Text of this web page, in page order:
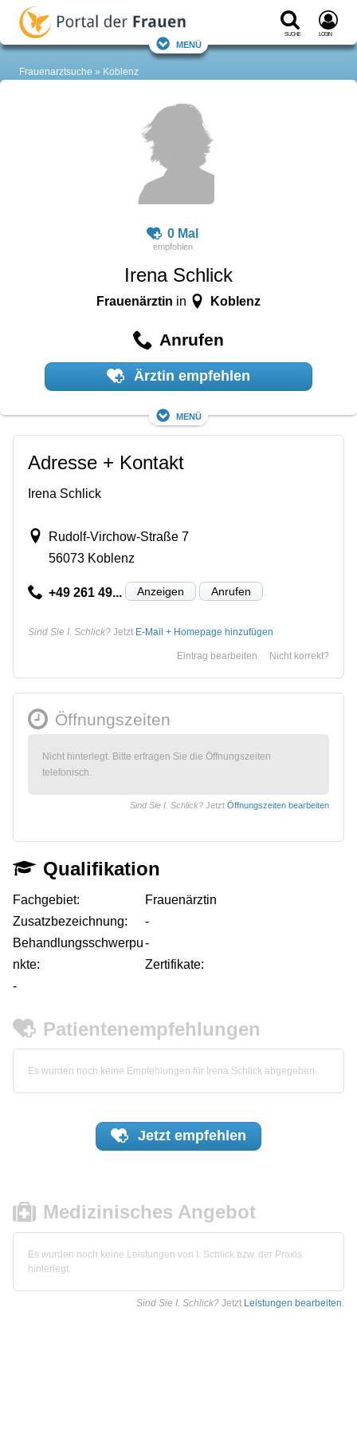
Suche Login
Menü
Frauenarztsuche Koblenz
0 Mal
Irena Schlick
Frauenärztin in Koblenz
Anrufen
Ärztin empfehlen
Menü
Adresse + Kontakt
Irena Schlick
Rudolf-Virchow-Straße 7
56073 Koblenz
+49 261 49... Anzeigen Anrufen
Sind Sie I. Schlick? Jetzt E-Mail + Homepage hinzufügen
Nicht korrekt?
Eintrag bearbeiten
Öffnungszeiten
Nicht hinterlegt. Bitte erfragen Sie die Öffnungszeiten
telefonisch.
Sind Sie I. Schlick? Jetzt Öffnungszeiten bearbeiten
Qualifikation
Fachgebiet:
Frauenärztin
Zusatzbezeichnung:
-
Behandlungsschwerpu
nkte:
-
Zertifikate:
-
Patientenempfehlungen
Es wurden noch keine Empfehlungen für Irena Schlick abgegeben.
Jetzt empfehlen
Medizinisches Angebot
Es wurden noch keine Leistungen von I. Schlick bzw. der Praxis
hinterlegt.
Sind Sie I. Schlick? Jetzt Leistungen bearbeiten.